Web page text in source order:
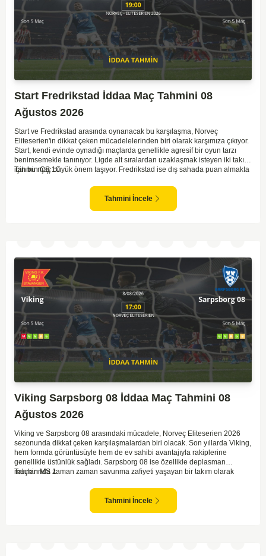
Start Fredrikstad İddaa Maç Tahmini 08
Ağustos 2026
Start ve Fredrikstad arasında oynanacak bu karşılaşma, Norveç
Eliteserien'in dikkat çeken mücadelelerinden biri olarak karşımıza çıkıyor.
Start, kendi evinde oynadığı maçlarda genellikle agresif bir oyun tarzı
benimsemekle tanınıyor. Ligde alt sıralardan uzaklaşmak isteyen iki takım
için bu maç büyük önem taşıyor. Fredrikstad ise dış sahada puan almakta
mücadelede zorluk çıkartabilir. Maçın temposunun yüksek olacağını ve
her iki takımın da sonuca gitmeye odaklanacağını düşünüyorum.
Tahmin ÇŞ 10
Tahmini İncele
Viking Sarpsborg 08 İddaa Maç Tahmini 08
Ağustos 2026
Viking ve Sarpsborg 08 arasındaki mücadele, Norveç Eliteserien 2026
sezonunda dikkat çeken karşılaşmalardan biri olacak. Son yıllarda Viking,
hem formda görüntüsüyle hem de ev sahibi avantajıyla rakiplerine
genellikle üstünlük sağladı. Sarpsborg 08 ise özellikle deplasman
maçlarında zaman zaman savunma zafiyeti yaşayan bir takım olarak
yapıyor. Sarpsborg'un ise sürpriz yapabilme potansiyeli olsa da,
genellikle güçlü rakipler karşısında tutunmakta zorlandıkları biliniyor. Bu
doğrultuda, Viking'in galibiyete yakın olabileceği bir maç beklenebilir.
Tahmin MS 1
Tahmini İncele